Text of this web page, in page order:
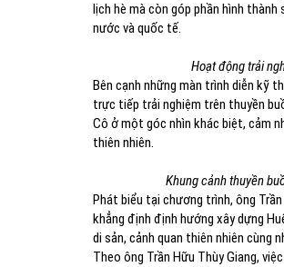
lịch hè mà còn góp phần hình
nước và quốc tế.
Hoạt động trải
Bên cạnh những màn trình diễn kỹ
trực tiếp trải nghiệm trên thuyền
Cô ở một góc nhìn khác biệt, cảm
thiên nhiên.
Khung cảnh thuyền
Phát biểu tại chương trình, ông
khẳng định định hướng xây dựng
di sản, cảnh quan thiên nhiên cùng
Theo ông Trần Hữu Thùy Giang,